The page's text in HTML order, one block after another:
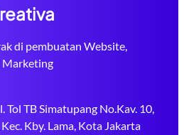
di pembuatan Website,
Marketing
Tol TB Simatupang No.Kav. 10,
Kby. Lama, Kota Jakarta